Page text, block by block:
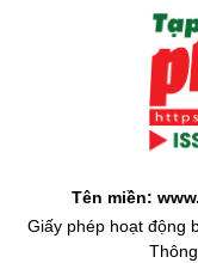
Tên miền:
Giấy phép hoạt động